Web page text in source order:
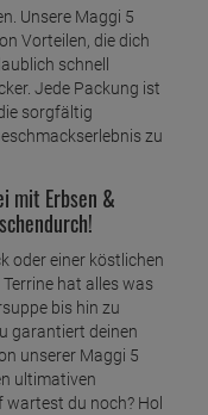
Unsere Maggi 5
Vorteilen, die dich
schnell
Jede Packung ist
sorgfältig
zu
mit Erbsen &
oder einer köstlichen
hat alles was
bis hin zu
garantiert deinen
unserer Maggi 5
ultimativen
du noch? Hol